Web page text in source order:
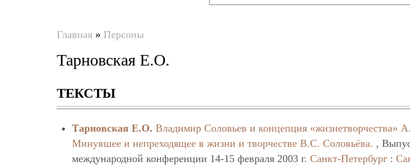
здесь
Главная » Персоны
Тарновская Е.О.
ТЕКСТЫ
Тарновская Е.О. Владимир Соловьев и концепция «жизнетворчества»
Минувшее и непреходящее в жизни и творчестве В.С. Соловьёва. ,
международной конференции 14-15 февраля 2003 г.Санкт-Петербург :